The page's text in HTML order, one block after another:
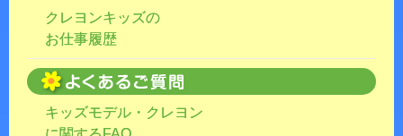
クレヨンキッズの
お仕事履歴
キッズモデル・クレヨン